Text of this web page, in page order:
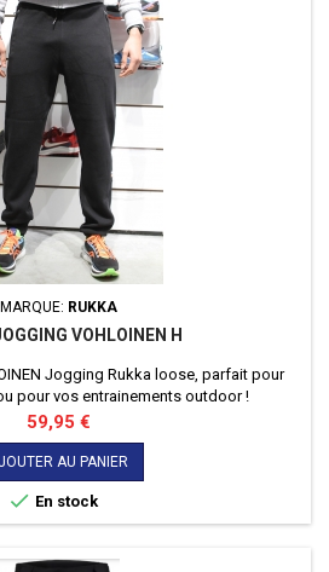
MARQUE: RUKKA
VOHLOINEN H
Jogging Rukka loose, parfait pour
pour vos entrainements outdoor !
Prix
59,95 €
AU PANIER
 En stock